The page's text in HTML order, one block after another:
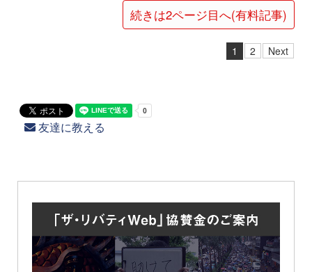
続きは2ページ目へ(有料記事)
1 2 Next
友達に教える